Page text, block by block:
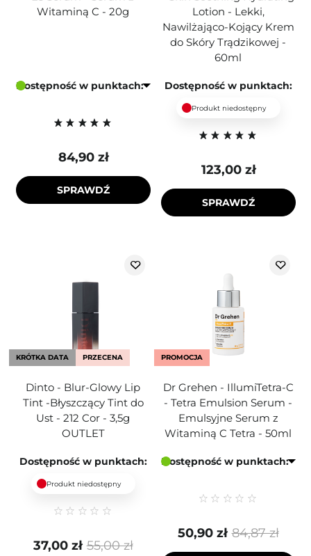
Witaminą C - 20g
Dostępność w punktach:
84,90 zł
SPRAWDŹ
Lotion - Lekki,
Nawilżająco-Kojący Krem
do Skóry Trądzikowej -
60ml
Dostępność w punktach:
Produkt niedostępny
123,00 zł
SPRAWDŹ
KRÓTKA DATA PRZECENA
Dinto - Blur-Glowy Lip
Tint -Błyszczący Tint do
Ust - 212 Cor - 3,5g
OUTLET
Dostępność w punktach:
Produkt niedostępny
55,00 zł
37,00 zł
PROMOCJA
Dr Grehen - IllumiTetra-C
- Tetra Emulsion Serum -
Emulsyjne Serum z
Witaminą C Tetra - 50ml
Dostępność w punktach:
84,87 zł
50,90 zł